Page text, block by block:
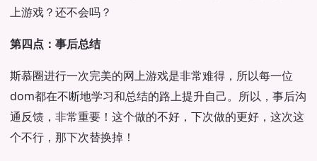
上游戏？还不会吗？
第四点：事后总结
斯慕圈进行一次完美的网上游戏是非常难得，所以每一位
dom都在不断地学习和总结的路上提升自己。所以，事后沟
通反馈，非常重要！这个做的不好，下次做的更好，这次这
个不行，那下次替换掉！